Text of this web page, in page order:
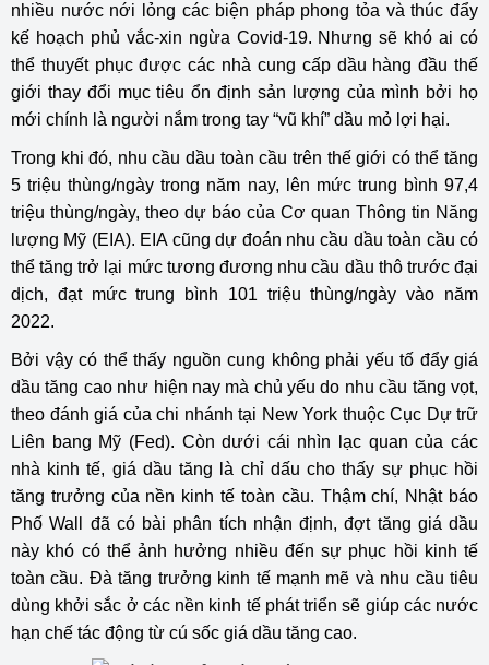
nhiều nước nới lỏng các biện pháp phong tỏa và thúc đẩy
kế hoạch phủ vắc-xin ngừa Covid-19. Nhưng sẽ khó ai có
thể thuyết phục được các nhà cung cấp dầu hàng đầu thế
giới thay đổi mục tiêu ổn định sản lượng của mình bởi họ
mới chính là người nắm trong tay “vũ khí” dầu mỏ lợi hại.
Trong khi đó, nhu cầu dầu toàn cầu trên thế giới có thể tăng
5 triệu thùng/ngày trong năm nay, lên mức trung bình 97,4
triệu thùng/ngày, theo dự báo của Cơ quan Thông tin Năng
lượng Mỹ (EIA). EIA cũng dự đoán nhu cầu dầu toàn cầu có
thể tăng trở lại mức tương đương nhu cầu dầu thô trước đại
dịch, đạt mức trung bình 101 triệu thùng/ngày vào năm
2022.
Bởi vậy có thể thấy nguồn cung không phải yếu tố đẩy giá
dầu tăng cao như hiện nay mà chủ yếu do nhu cầu tăng vọt,
theo đánh giá của chi nhánh tại New York thuộc Cục Dự trữ
Liên bang Mỹ (Fed). Còn dưới cái nhìn lạc quan của các
nhà kinh tế, giá dầu tăng là chỉ dấu cho thấy sự phục hồi
tăng trưởng của nền kinh tế toàn cầu. Thậm chí, Nhật báo
Phố Wall đã có bài phân tích nhận định, đợt tăng giá dầu
này khó có thể ảnh hưởng nhiều đến sự phục hồi kinh tế
toàn cầu. Đà tăng trưởng kinh tế mạnh mẽ và nhu cầu tiêu
dùng khởi sắc ở các nền kinh tế phát triển sẽ giúp các nước
hạn chế tác động từ cú sốc giá dầu tăng cao.